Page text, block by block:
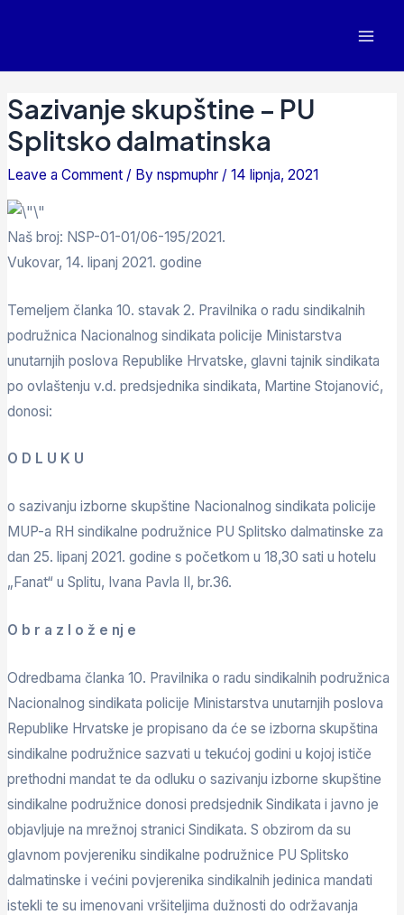
Sazivanje skupštine – PU
Splitsko dalmatinska
Leave a Comment / Bynspmuphr /14 lipnja, 2021
Naš broj: NSP-01-01/06-195/2021.
Vukovar, 14. lipanj 2021. godine
Temeljem članka 10. stavak 2. Pravilnika o radu sindikalnih
podružnica Nacionalnog sindikata policije Ministarstva
unutarnjih poslova Republike Hrvatske, glavni tajnik sindikata
po ovlaštenju v.d. predsjednika sindikata, Martine Stojanović,
donosi:
O D L U K U
o sazivanju izborne skupštine Nacionalnog sindikata policije
MUP-a RH sindikalne podružnice PU Splitsko dalmatinske za
dan 25. lipanj 2021. godine s početkom u 18,30 sati u hotelu
„Fanat“ u Splitu, Ivana Pavla II, br.36.
O b r a z l o ž e nj e
Odredbama članka 10. Pravilnika o radu sindikalnih podružnica
Nacionalnog sindikata policije Ministarstva unutarnjih poslova
Republike Hrvatske je propisano da će se izborna skupština
sindikalne podružnice sazvati u tekućoj godini u kojoj ističe
prethodni mandat te da odluku o sazivanju izborne skupštine
sindikalne podružnice donosi predsjednik Sindikata i javno je
objavljuje na mrežnoj stranici Sindikata. S obzirom da su
glavnom povjereniku sindikalne podružnice PU Splitsko
dalmatinske i većini povjerenika sindikalnih jedinica mandati
istekli te su imenovani vršiteljima dužnosti do održavanja